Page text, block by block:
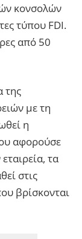
κονσολών
τύπου FDI.
από 50
της
με τη
η
αφορούσε
τα
στις
βρίσκονται